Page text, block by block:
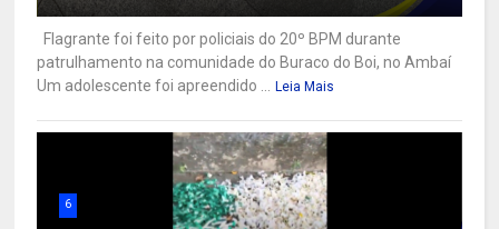
Flagrante foi feito por policiais do 20º BPM durante
patrulhamento na comunidade do Buraco do Boi, no Ambaí
Um adolescente foi apreendido ...
Leia Mais
6